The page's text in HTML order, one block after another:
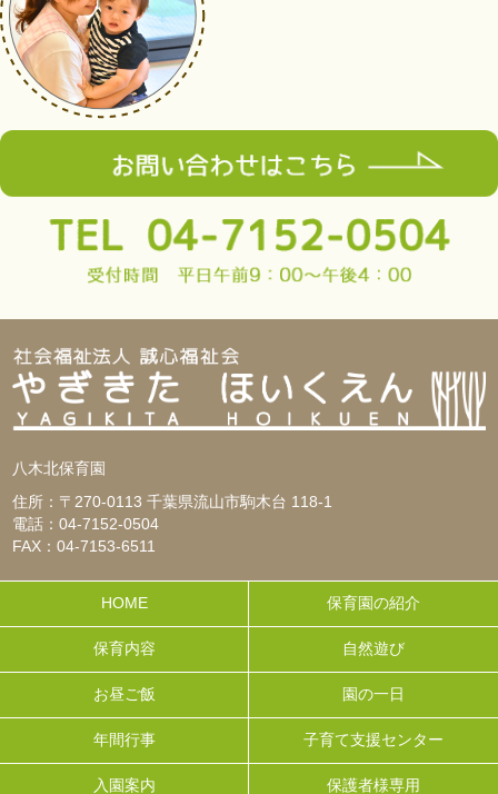
八木北保育園
住所：〒270-0113 千葉県流山市駒木台 118-1
電話：04-7152-0504
FAX：04-7153-6511
HOME 保育園の紹介
保育内容 自然遊び
お昼ご飯 園の一日
年間行事 子育て支援センター
入園案内 保護者様専用